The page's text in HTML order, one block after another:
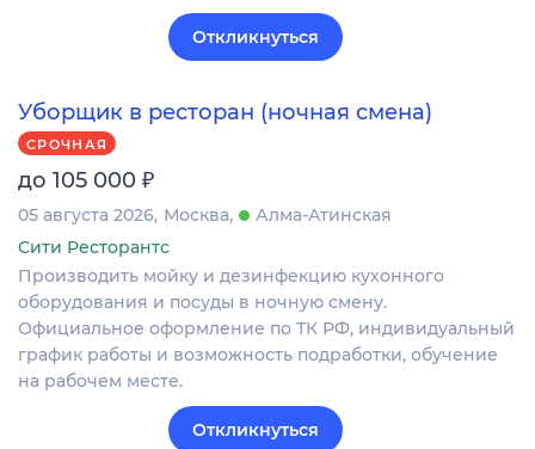
Откликнуться
Уборщик в ресторан (ночная смена)
СРОЧНАЯ
до 105 000 ₽
05 августа 2026 Москва
Алма-Атинская
Сити Ресторантс
Производить мойку и дезинфекцию кухонного
оборудования и посуды в ночную смену.
Официальное оформление по ТК РФ, индивидуальный
график работы и возможность подработки, обучение
на рабочем месте.
Откликнуться